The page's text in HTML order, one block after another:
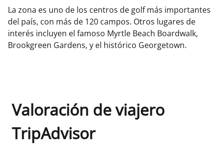
La zona es uno de los centros de golf más importantes
del país, con más de 120 campos. Otros lugares de
interés incluyen el famoso Myrtle Beach Boardwalk,
Brookgreen Gardens, y el histórico Georgetown.
Valoración de viajero
TripAdvisor